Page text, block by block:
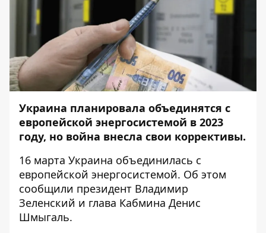
Украина планировала объединятся с
европейской энергосистемой в 2023
году, но война внесла свои коррективы.
16 марта Украина объединилась с
европейской энергосистемой. Об этом
сообщили президент Владимир
Зеленский и глава Кабмина Денис
Шмыгаль.